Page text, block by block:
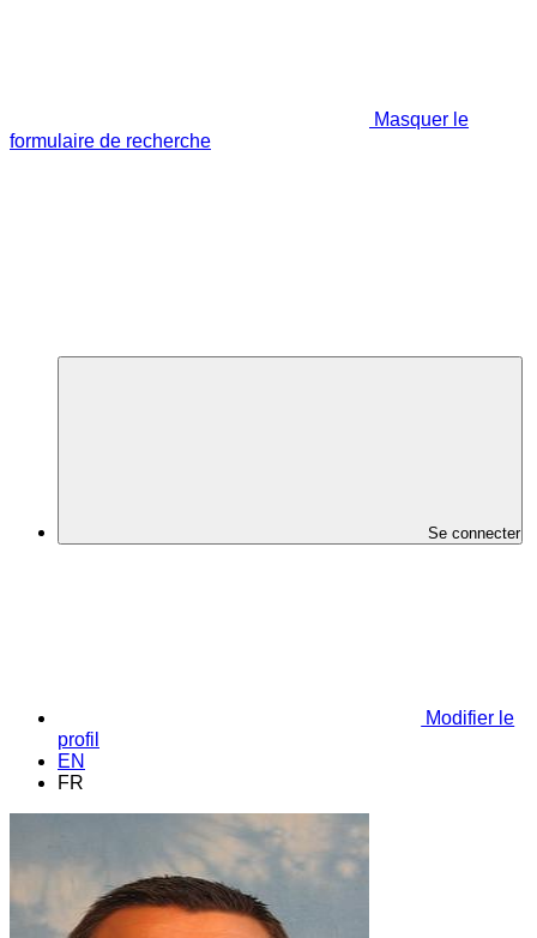
Masquer le
formulaire de recherche
Se connecter
Modifier le
profil
EN
FR